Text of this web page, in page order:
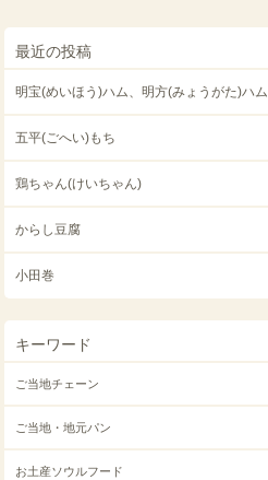
最近の投稿
明宝(めいほう)ハム、明方(みょうがた)ハム
五平(ごへい)もち
鶏ちゃん(けいちゃん)
からし豆腐
小田巻
キーワード
ご当地チェーン
ご当地・地元パン
お土産ソウルフード